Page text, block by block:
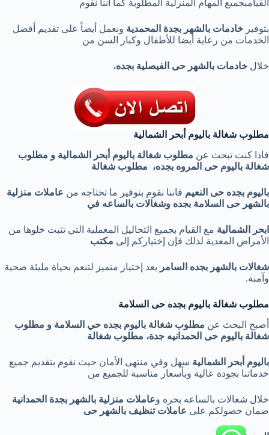
القيامبجميع المهام المنزلية المطلوبة كما أننا نقوم
بتوفير خادمات بالشهر بجدة المحمدية ونعمل أيضاً على تقديم أفضل
الخدمات من رعاية أيضا للأطفال وكبار السن من
خلال خادمات بالشهر حى الفيصلية بجده.
مطلوب شغالة باليوم أبحر الشمالية
فاذا كنت تبحث عن مطلوب شغالة باليوم أبحر الشمالية و مطلوب
شغالة باليوم حى المروه بجده، مطلوب شغالة
باليوم بجده حى النعيم فاننا نقوم بتوفير ما تحتاجه من عاملات منزلية
بالشهر حى السلامة بجده وشغالات بالساعه في
ابحر الشمالية مع القيام بجميع التحاليل المعملية التي تثبت خلوها من
الأمراض المعدية لذلك فإن إختياركم إلى مكتب
شغالات بالشهر بجده السامر يعد إختيار متميز لتنعم بحياة مليئة صحية
وآمنة.
مطلوب شغالة باليوم بجده حى السلامة
أصبح البحث عن مطلوب شغالة باليوم بجده حي السلامة و مطلوب
شغالة باليوم حى الحمدانيه جدة، مطلوب شغالة
باليوم أبحر الشمالية سهل وفي منتهى الأمان حيث نقوم بتقديم جميع
خدماتنا بجودة عالية وبأسعار مناسبة للجميع من
خلال شغالات بالساعه بحره وعاملات منزلية بالشهر بجدة الحمدانية
ضمان حصولكم على عاملات تنظيف بالشهر حى